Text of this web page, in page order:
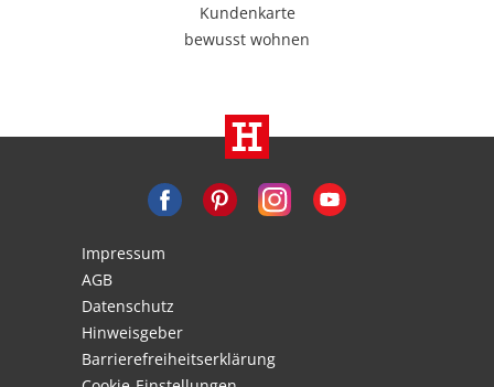
Kundenkarte
bewusst wohnen
Impressum
AGB
Datenschutz
Hinweisgeber
Barrierefreiheitserklärung